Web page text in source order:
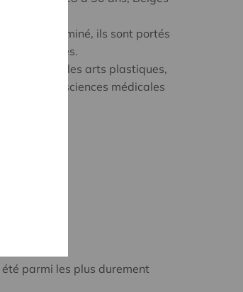
déterminé, ils sont portés
classiques.
la scène, les arts plastiques,
les sciences médicales
parmi les plus durement